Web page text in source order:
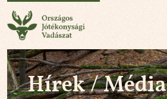
HU EN
Jelentkezés!
Hírek / Média